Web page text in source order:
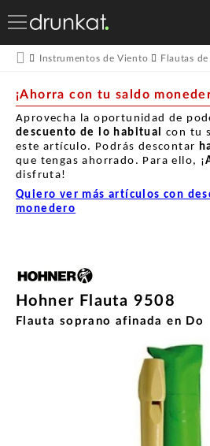
Instrumentos de Viento Flautas
¡Ahorra con tu saldo
Aprovecha la oportunidad de
descuento de lo habitual con tu
este artículo. Podrás descontar
que tengas ahorrado. Para ello, ¡
disfruta!
Quiero ver más artículos con
monedero
Hohner Flauta 9508
Flauta soprano afinada en Do